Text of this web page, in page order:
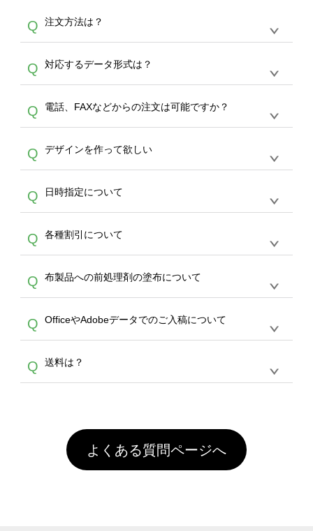
Q 注文方法は？
A
生産にて承っております。デザインツールから
デザインの作成から決済まで完了できます。
30枚以上やシルク印刷など、大口注文の場合
は、サポートが担当するエコバッグコンシェル
やタンブラーコンシェルをご利用ください。製
作する数量が多ければ多いほど、オンデマンド
サービスよりも低価格で製作することが可能で
す。
Q 対応するデータ形式は？
A
ドできるデータ形式は、JPG / PNG / AI / PSD /
PDF 形式になります。データの最大サイズ
写真などもアップロード可能です。使用できな
い画像はエラーになります。（※ Illustratorか
らの直接入稿には対応していません。AIで保存
し、デザインツールからアップロードして下さ
い）
Q 電話、FAXなどからの注文は可能ですか？
A
文のみ受け付けております。30個以上のご製
作をお考えの方は、サポートが担当するエコバ
スをご利用頂ければ、電話やFAX、メールなど
でご注文が可能です。
Q デザインを作って欲しい
A
を作って欲しい。などの場合は、製作数量が
30個以上であれば、サポート担当が、デザイ
バッグコンシェル
サー
ビスをご利用ください。(※ 30個以下の場合
は、デザインツールをご利用ください)
Q 日時指定について
A
ん。発送後18時以降に配送業者・伝票番号を
メールでお知らせいたしますので、直接配送業
者にご連絡いただき調整をお願い致します。
Q 各種割引について
A
カート内で自動的に割引(最大50%)が適用され
ます。 【付与ポイント】購入金額の1％が1ポ
イントとして付与され、次回ご注文時に1ポイ
ント＝1円としてお使いいただけます。ポイン
トは発送完了の翌日に付与され、次回ご注文時
からご利用頂けます。ポイントの有効期限は一
年間です。【会員ランク】過去10カ月のご注
文回数により会員ランク割引(最大5%)が適用
頂いても、ログインがされていなければ、ラン
クにカウントがされません。
Q 布製品への前処理剤の塗布について
A
意点（前処理剤）】カラー生地（Tシャツのホ
ワイト、トートバッグのナチュラル、ホワイト
といって、プリントを定着させるための処理剤
を塗布しており、短納期・低価格で商品をお届
害な性質で、水洗いで落とすことが可能です。
お手数ですが、お客様ご自身にて着用前に落と
していただけますようお願いいたします。※1
通常注文・直送機能でのご注文に関わらず、前
Q OfficeやAdobeデータでのご入稿について
A
ません。いずれのデータも該当デザインのみ画
像(JPEG,PNG,GIF,PDF)に変換、またはAdobe
Q 送料は？
引」などによるお値引きで4,000円未満になる
場合は送料がかかりますので、ご注意くださ
い。
よくある質問ページへ